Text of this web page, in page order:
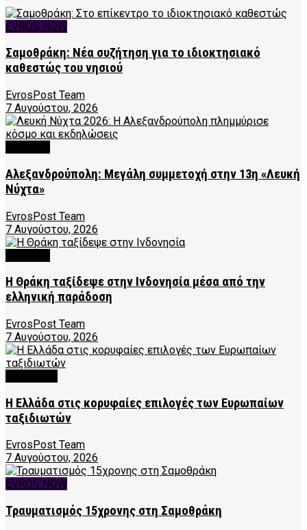
EVROS NOW
Σαμοθράκη: Νέα συζήτηση για το ιδιοκτησιακό
καθεστώς του νησιού
EvrosPost Team
7 Αυγούστου, 2026
Αλεξανδρούπολη: Μεγάλη συμμετοχή στην 13η «Λευκή
Νύχτα»
EvrosPost Team
7 Αυγούστου, 2026
Η Θράκη ταξίδεψε στην Ινδονησία μέσα από την
ελληνική παράδοση
EvrosPost Team
7 Αυγούστου, 2026
Η Ελλάδα στις κορυφαίες επιλογές των Ευρωπαίων
ταξιδιωτών
EvrosPost Team
7 Αυγούστου, 2026
EVROS NOW
Τραυματισμός 15χρονης στη Σαμοθράκη